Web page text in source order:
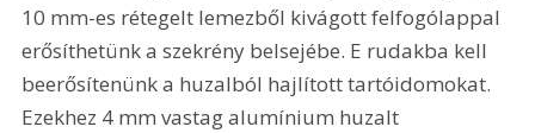
10 mm-es rétegelt lemezből kivágott felfogólappal
erősíthetünk a szekrény belsejébe. E rudakba kell
beerősítenünk a huzalból hajlított tartóidomokat.
Ezekhez 4 mm vastag alumínium huzalt